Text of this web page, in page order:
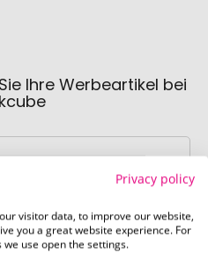
Ihre Werbeartikel bei
Privacy policy
visitor data, to improve our website,
you a great website experience. For
use open the settings.